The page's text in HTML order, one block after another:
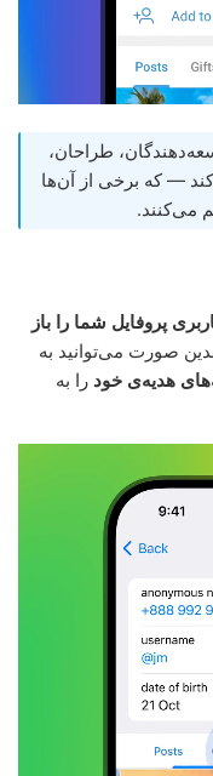
طراحان،
— که برخی از آن‌ها
می‌کنند.
پروفایل شما را باز
صورت می‌توانید به
هدیه‌ی خود را به